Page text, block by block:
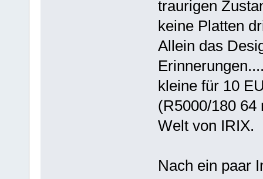
traurigen
keine Platten
Allein das
kleine für 10
(R5000/180
Welt von IRIX.
Nach ein paar